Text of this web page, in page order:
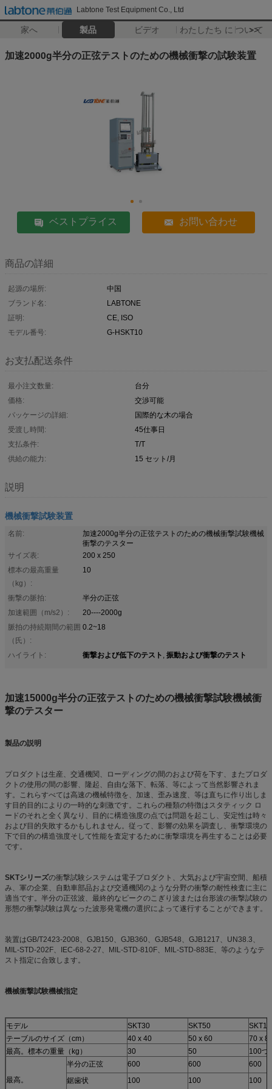
Labtone Test Equipment Co., Ltd
家へ 製品 ビデオ わたしたち に つい て
>>
加速2000g半分の正弦テストのための機械衝撃の試験装置
ベストプライス お問い合わせ
商品の詳細
起源の場所:
中国
ブランド名:
LABTONE
証明:
CE, ISO
モデル番号:
G-HSKT10
お支払配送条件
最小注文数量:
台分
価格:
交渉可能
パッケージの詳細:
国際的な木の場合
受渡し時間:
45仕事日
支払条件:
T/T
供給の能力:
15 セット/月
説明
機械衝撃試験装置
名前:
加速2000g半分の正弦テストのための機械衝撃試験機械
衝撃のテスター
サイズ表:
200 x 250
標本の最高重量
（kg）:
10
衝撃の脈拍:
半分の正弦
加速範囲（m/s2）:
20----2000g
脈拍の持続期間の範囲
（氏）:
0.2~18
ハイライト: 衝撃および低下のテスト , 振動および衝撃のテスト
加速15000g半分の正弦テストのための機械衝撃試験機械衝
撃のテスター
製品の説明
プロダクトは生産、交通機関、ローディングの間のおよび荷を下す、またプロダ
クトの使用の間の影響、隆起、自由な落下、転落、等によって当然影響されま
す。これらすべては高速の機械特徴を、加速、歪み速度、等は直ちに作り出しま
す目的目的によりの一時的な刺激です。これらの種類の特徴はスタティック ロ
ードのそれと全く異なり、目的に構造強度の点では問題を起こし、安定性は時々
および目的失敗するかもしれません。従って、影響の効果を調査し、衝撃環境の
下で目的の構造強度そして性能を査定するために衝撃環境を再生することは必要
です。
SKTシリーズの衝撃試験システムは電子プロダクト、大気および宇宙空間、船積
み、軍の企業、自動車部品および交通機関のような分野の衝撃の耐性検査に主に
適当です。半分の正弦波、最終的なピークのこぎり波または台形波の衝撃試験の
形態の衝撃試験は異なった波形発電機の選択によって遂行することができます。
装置はGB/T2423-2008、GJB150、GJB360、GJB548、GJB1217、UN38.3、
MIL-STD-202F、IEC-68-2-27、MIL-STD-810F、MIL-STD-883E、等のようなテ
スト指定に合致します。
機械衝撃試験機械指定
モデル SKT30 SKT50
テーブルのサイズ（cm）
40 x 40 50 x 60
70 x
最高。標本の重量（kg）
30 50 100つ
最高。
半分の正弦 600 600
600
鋸歯状
100 100 100